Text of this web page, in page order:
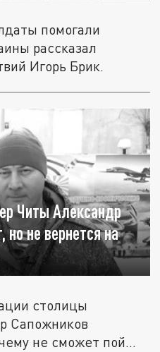
помогали
рассказал
Игорь Брик.
Читы Александр
не вернется на
столицы
Сапожников
не сможет пойти